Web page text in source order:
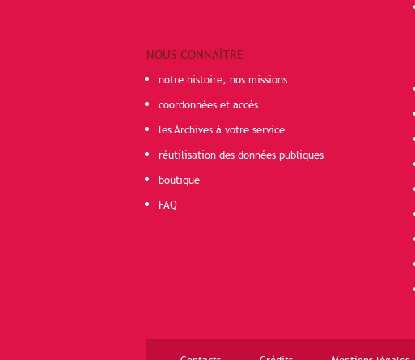
NOUS CONNAÎTRE
notre histoire, nos missions
coordonnées et accès
les Archives à votre service
réutilisation des données publiques
boutique
FAQ